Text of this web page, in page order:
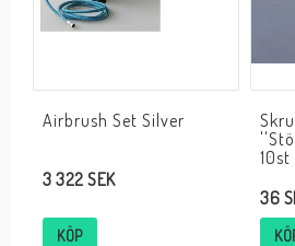
Airbrush Set Silver
3 322 SEK
KÖP
10st
36